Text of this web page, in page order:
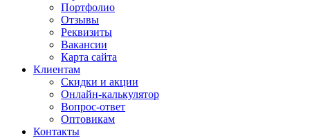
Портфолио
Отзывы
Реквизиты
Вакансии
Карта сайта
Клиентам
Скидки и акции
Онлайн-калькулятор
Вопрос-ответ
Оптовикам
Контакты